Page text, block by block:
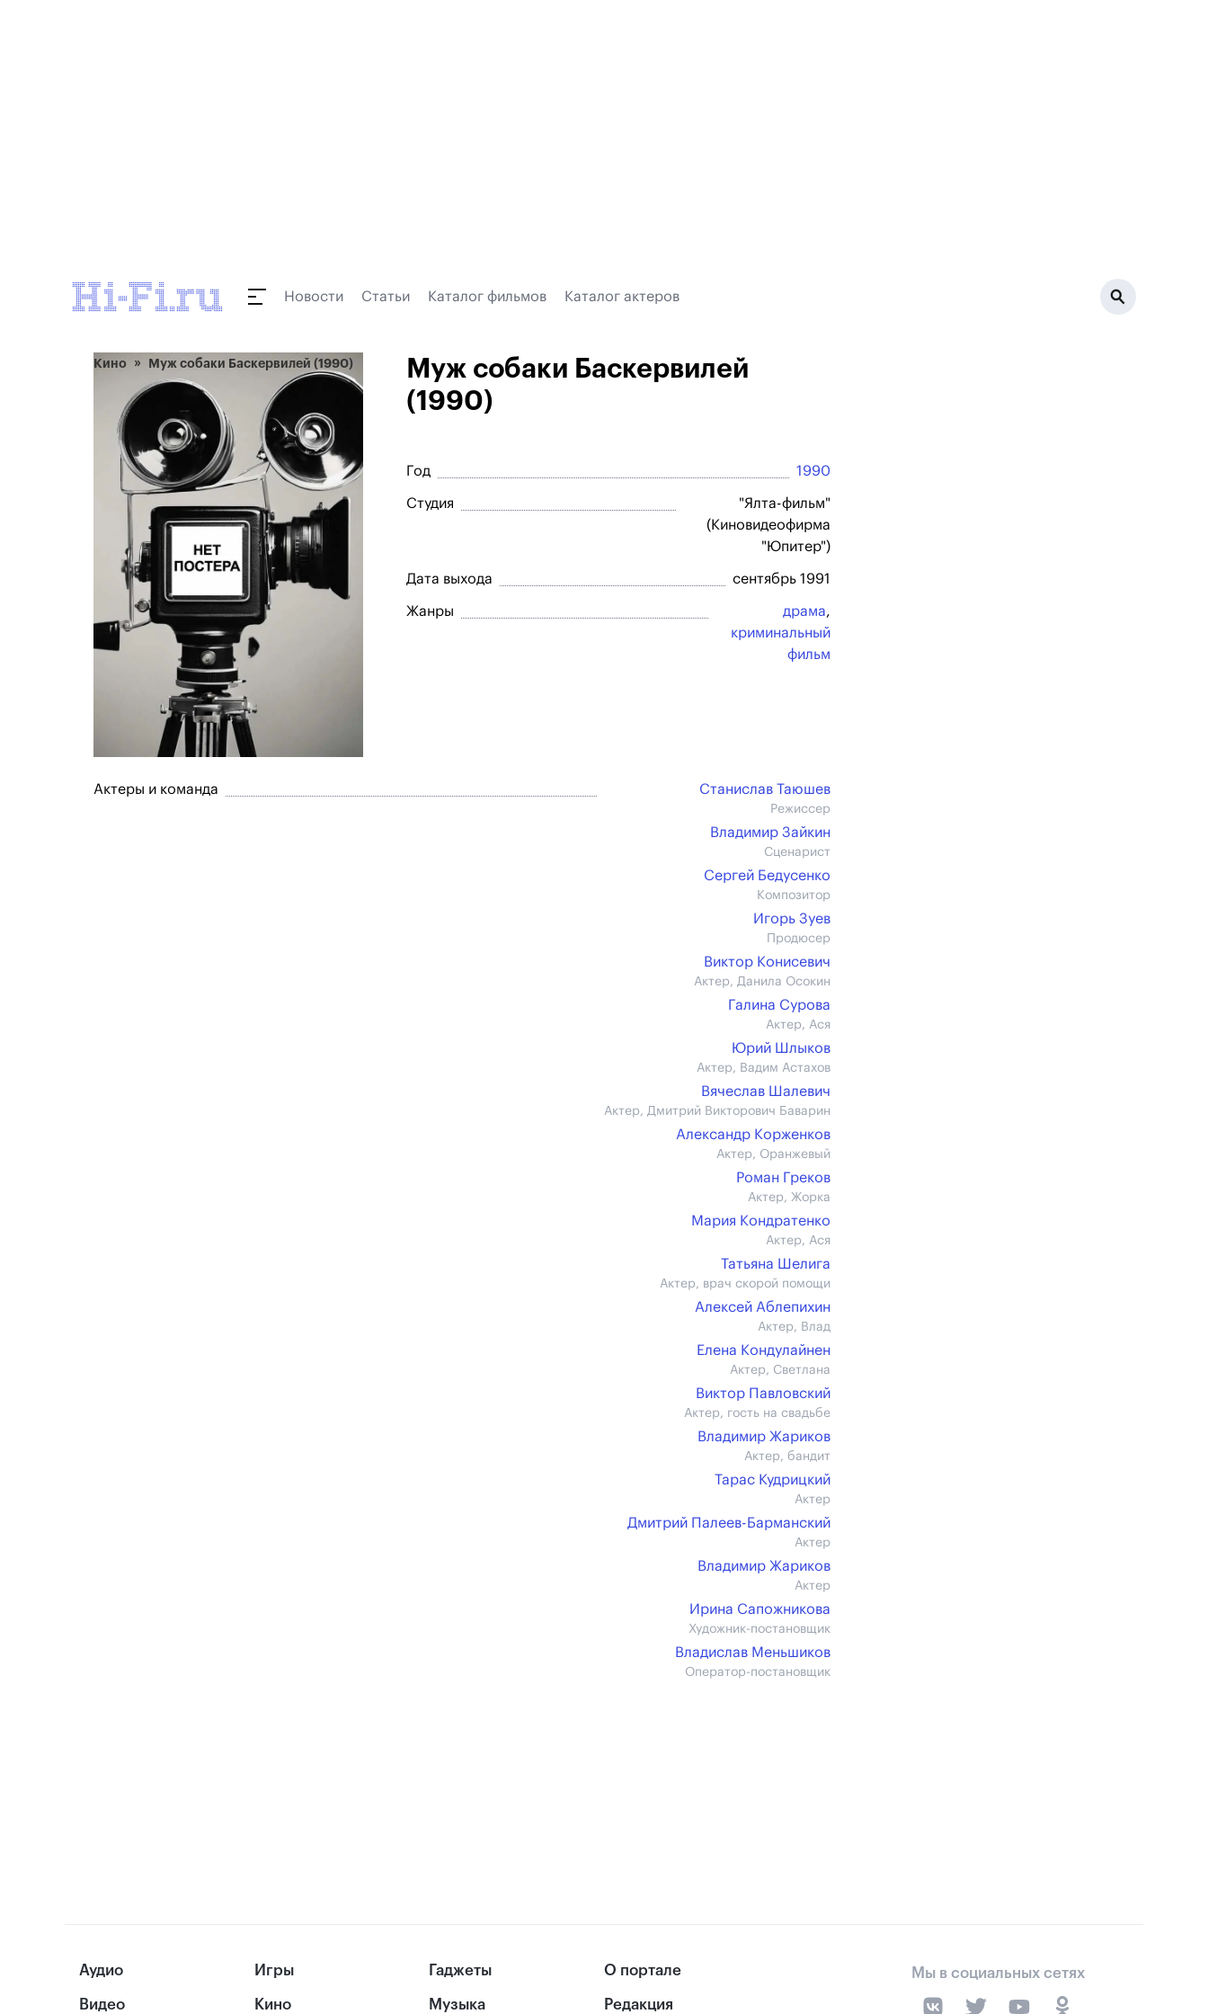
Новости Статьи Каталог фильмов Каталог актеров
Кино Муж собаки Баскервилей (1990)
Муж собаки Баскервилей
(1990)
Год 1990
Студия
"Ялта-фильм"
(Киновидеофирма
"Юпитер")
Дата выхода сентябрь 1991
Жанры драма,
криминальный
фильм
Актеры и команда Станислав Таюшев
Режиссер
Владимир Зайкин
Сценарист
Сергей Бедусенко
Композитор
Игорь Зуев
Продюсер
Виктор Конисевич
Актер, Данила Осокин
Галина Сурова
Актер, Ася
Юрий Шлыков
Актер, Вадим Астахов
Вячеслав Шалевич
Актер, Дмитрий Викторович Баварин
Александр Корженков
Актер, Оранжевый
Роман Греков
Актер, Жорка
Мария Кондратенко
Актер, Ася
Татьяна Шелига
Актер, врач скорой помощи
Алексей Аблепихин
Актер, Влад
Елена Кондулайнен
Актер, Светлана
Виктор Павловский
Актер, гость на свадьбе
Владимир Жариков
Актер, бандит
Тарас Кудрицкий
Актер
Дмитрий Палеев-Барманский
Актер
Владимир Жариков
Актер
Ирина Сапожникова
Художник-постановщик
Владислав Меньшиков
Оператор-постановщик
Аудио
Видео
Игры
Кино
Гаджеты
Музыка
О портале
Редакция
Мы в социальных сетях